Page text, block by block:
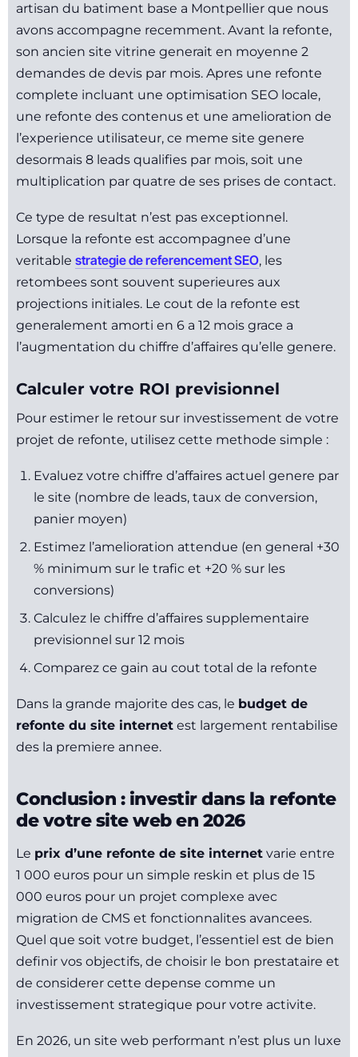
artisan du batiment base a Montpellier que nous
avons accompagne recemment. Avant la refonte,
son ancien site vitrine generait en moyenne 2
demandes de devis par mois. Apres une refonte
complete incluant une optimisation SEO locale,
une refonte des contenus et une amelioration de
l’experience utilisateur, ce meme site genere
desormais 8 leads qualifies par mois, soit une
multiplication par quatre de ses prises de contact.
Ce type de resultat n’est pas exceptionnel.
Lorsque la refonte est accompagnee d’une
veritable strategie de referencement SEO, les
retombees sont souvent superieures aux
projections initiales. Le cout de la refonte est
generalement amorti en 6 a 12 mois grace a
l’augmentation du chiffre d’affaires qu’elle genere.
Calculer votre ROI previsionnel
Pour estimer le retour sur investissement de votre
projet de refonte, utilisez cette methode simple :
Evaluez votre chiffre d’affaires actuel genere par
le site (nombre de leads, taux de conversion,
panier moyen)
Estimez l’amelioration attendue (en general +30
% minimum sur le trafic et +20 % sur les
conversions)
Calculez le chiffre d’affaires supplementaire
previsionnel sur 12 mois
Comparez ce gain au cout total de la refonte
Dans la grande majorite des cas, le budget de
refonte du site internet est largement rentabilise
des la premiere annee.
Conclusion : investir dans la refonte
de votre site web en 2026
Le prix d’une refonte de site internet varie entre
1 000 euros pour un simple reskin et plus de 15
000 euros pour un projet complexe avec
migration de CMS et fonctionnalites avancees.
Quel que soit votre budget, l’essentiel est de bien
definir vos objectifs, de choisir le bon prestataire et
de considerer cette depense comme un
investissement strategique pour votre activite.
En 2026, un site web performant n’est plus un luxe